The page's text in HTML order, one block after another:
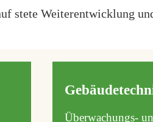
stete Weiterentwicklung
Überwachungs-